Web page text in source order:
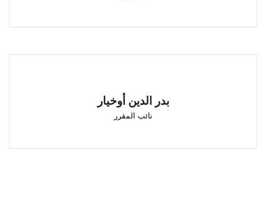
بدر الدين أوخيار
نائب المقرر
نائب المقرر
الحسيمة